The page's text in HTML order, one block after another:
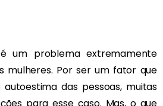
um problema extremamente
mulheres. Por ser um fator que
das pessoas, muitas